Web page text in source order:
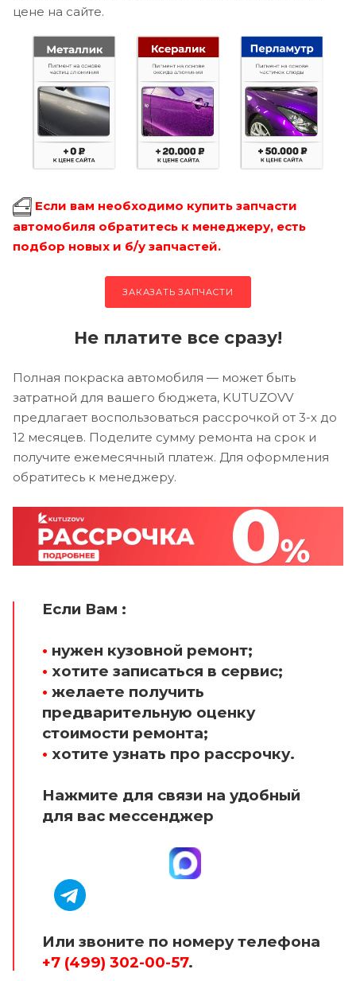
цене на сайте.
Если вам необходимо купить запчасти
автомобиля обратитесь к менеджеру, есть
подбор новых и б/у запчастей.
ЗАКАЗАТЬ ЗАПЧАСТИ
Не платите все сразу!
Полная покраска автомобиля — может быть
затратной для вашего бюджета, KUTUZOVV
предлагает воспользоваться рассрочкой от 3-х до
12 месяцев. Поделите сумму ремонта на срок и
получите ежемесячный платеж. Для оформления
обратитесь к менеджеру.
Если Вам :
• нужен кузовной ремонт;
• хотите записаться в сервис;
• желаете получить
предварительную оценку
стоимости ремонта;
• хотите узнать про рассрочку.
Нажмите для связи на удобный
для вас мессенджер
Или звоните по номеру телефона
+7 (499) 302-00-57.